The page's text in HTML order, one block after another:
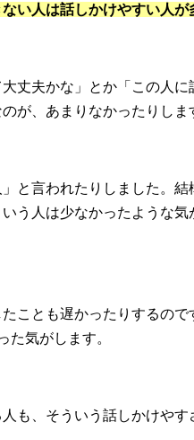
い人は話しかけやすい人が
大丈夫かな」とか「この人
が、あまりなかったりしま
と言われたりしました。結
う人は少なかったような
ことも遅かったりするの
た気がします。
も、そういう話しかけや